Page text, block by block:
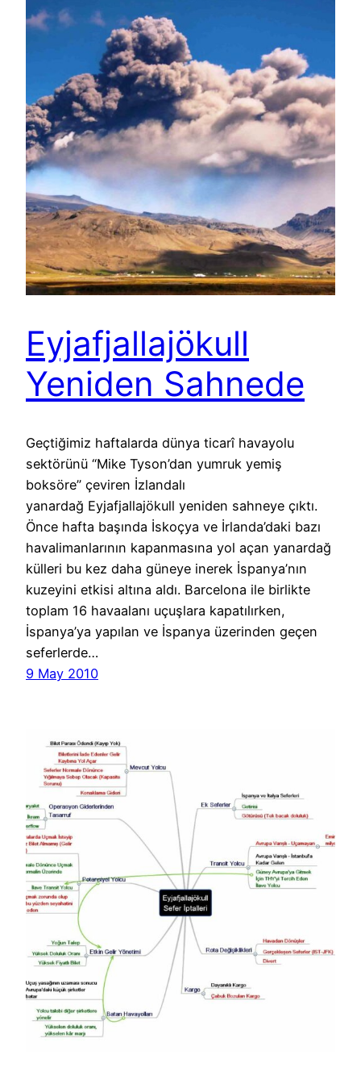
Eyjafjallajökull
Yeniden Sahnede
Geçtiğimiz haftalarda dünya ticarî havayolu
sektörünü “Mike Tyson’dan yumruk yemiş
boksöre” çeviren İzlandalı
yanardağ Eyjafjallajökull yeniden sahneye çıktı.
Önce hafta başında İskoçya ve İrlanda’daki bazı
havalimanlarının kapanmasına yol açan yanardağ
külleri bu kez daha güneye inerek İspanya’nın
kuzeyini etkisi altına aldı. Barcelona ile birlikte
toplam 16 havaalanı uçuşlara kapatılırken,
İspanya’ya yapılan ve İspanya üzerinden geçen
seferlerde…
9 May 2010